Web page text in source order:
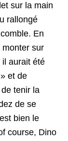
sur la main
rallongé
En
sur
il aurait été
et de
tenir la
de se
bien le
course, Dino